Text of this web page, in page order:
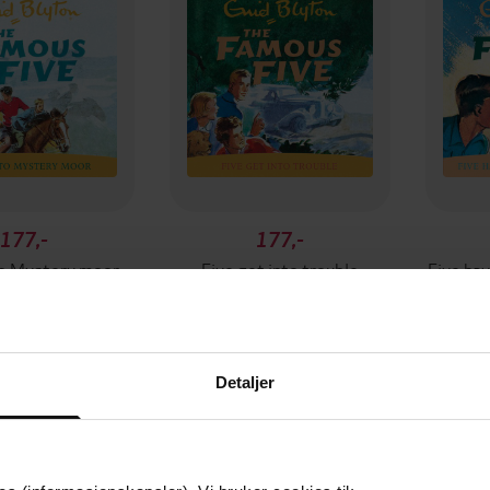
Detaljer
177,-
Mystery moor
177,-
Five get into trouble
Five